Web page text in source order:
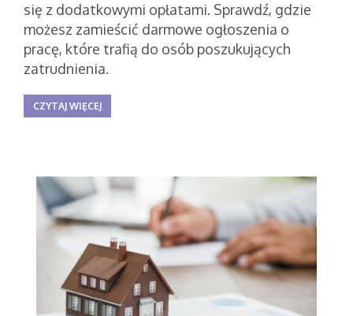
się z dodatkowymi opłatami. Sprawdź, gdzie
możesz zamieścić darmowe ogłoszenia o
pracę, które trafią do osób poszukujących
zatrudnienia.
CZYTAJ WIĘCEJ